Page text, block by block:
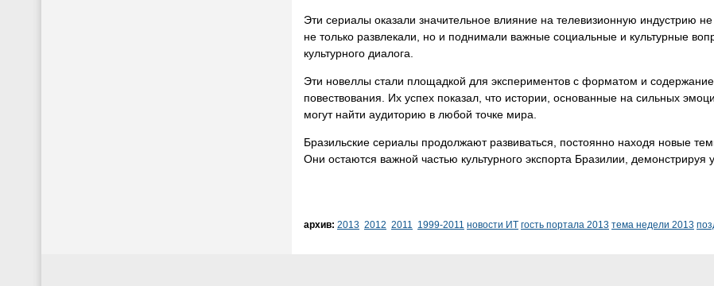
Эти сериалы оказали значительное влияние на телевизионную индустрию
не только развлекали, но и поднимали важные социальные и культурные
культурного диалога.
Эти новеллы стали площадкой для экспериментов с форматом и
повествования. Их успех показал, что истории, основанные на сильных
могут найти аудиторию в любой точке мира.
Бразильские сериалы продолжают развиваться, постоянно находя новые
Они остаются важной частью культурного экспорта Бразилии, демонстрируя
архив: 2013 2012 2011 1999-2011 новости ИТ гость портала 2013 тема недели 2013